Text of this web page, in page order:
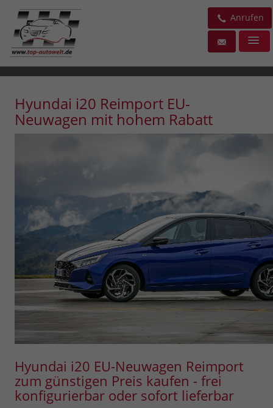
Anrufen
Hyundai i20 Reimport EU-
Neuwagen mit hohem Rabatt
Hyundai i20 EU-Neuwagen Reimport
zum günstigen Preis kaufen - frei
konfigurierbar oder sofort lieferbar